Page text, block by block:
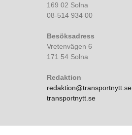
169 02 Solna
08-514 934 00
Besöksadress
Vretenvägen 6
171 54 Solna
Redaktion
redaktion@transportnytt.se
transportnytt.se